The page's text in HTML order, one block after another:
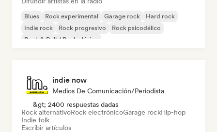
Blues Rock experimental Garage rock
Hard rock
Indie rock
Rock progresivo
Rock psicodélico
Rock & Roll / Rock clásico
indie now
Medios De Comunicación/Periodista
&gt; 2400 respuestas dadas
Rock alternativoRock electrónicoGarage rockHip-hop
Indie folk
Escribir artículos